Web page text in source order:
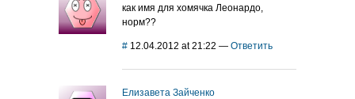
как имя для хомячка Леонардо,
норм??
# 12.04.2012 at 21:22 — Ответить
Елизавета Зайченко